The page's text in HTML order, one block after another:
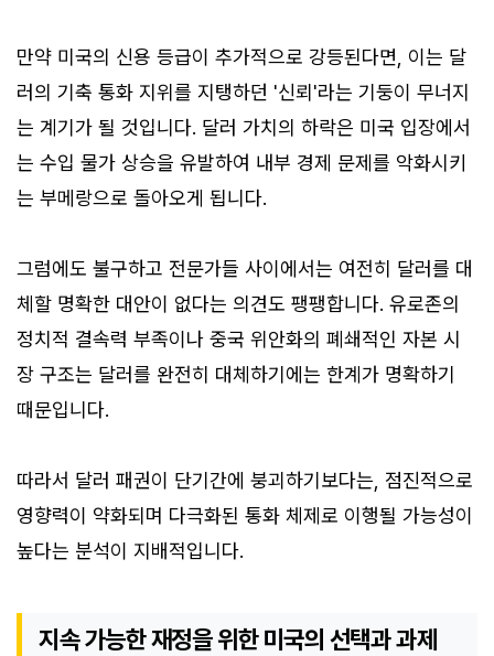
만약 미국의 신용 등급이 추가적으로 강등된다면, 이는 달
러의 기축 통화 지위를 지탱하던 '신뢰'라는 기둥이 무너지
는 계기가 될 것입니다. 달러 가치의 하락은 미국 입장에서
는 수입 물가 상승을 유발하여 내부 경제 문제를 악화시키
는 부메랑으로 돌아오게 됩니다.
그럼에도 불구하고 전문가들 사이에서는 여전히 달러를 대
체할 명확한 대안이 없다는 의견도 팽팽합니다. 유로존의
정치적 결속력 부족이나 중국 위안화의 폐쇄적인 자본 시
장 구조는 달러를 완전히 대체하기에는 한계가 명확하기
때문입니다.
따라서 달러 패권이 단기간에 붕괴하기보다는, 점진적으로
영향력이 약화되며 다극화된 통화 체제로 이행될 가능성이
높다는 분석이 지배적입니다.
지속 가능한 재정을 위한 미국의 선택과 과제